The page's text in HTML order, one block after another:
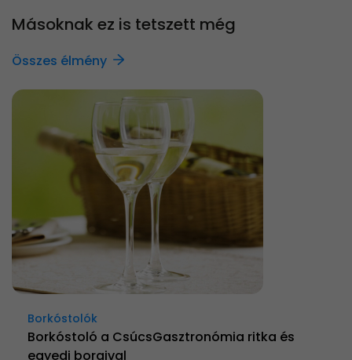
Másoknak ez is tetszett még
Összes élmény
Borkóstolók
Borkóstoló a CsúcsGasztronómia ritka és
egyedi boraival